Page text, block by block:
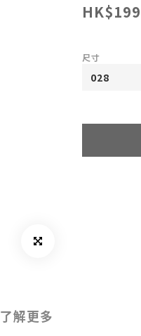
尺寸
了解更多